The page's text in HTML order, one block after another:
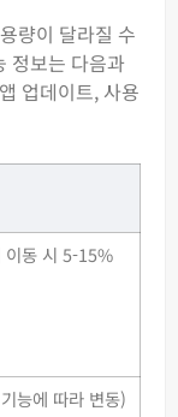
량이 달라질 수
정보는 다음과
업데이트, 사용
이동 시 5-15%
능에 따라 변동)